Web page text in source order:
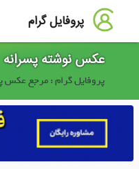
پروفایل گرام
عکس نوشته پسرانه
پروفایل گرام : مرجع عکس